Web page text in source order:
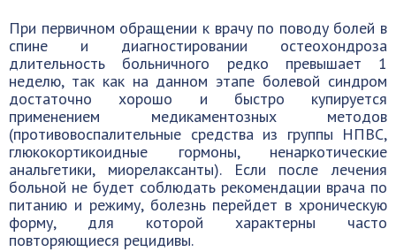
При первичном обращении к врачу по поводу болей в
спине и диагностировании остеохондроза
длительность больничного редко превышает 1
неделю, так как на данном этапе болевой синдром
достаточно хорошо и быстро купируется
применением медикаментозных методов
(противовоспалительные средства из группы НПВС,
глюкокортикоидные гормоны, ненаркотические
анальгетики, миорелаксанты). Если после лечения
больной не будет соблюдать рекомендации врача по
питанию и режиму, болезнь перейдет в хроническую
форму, для которой характерны часто
повторяющиеся рецидивы.